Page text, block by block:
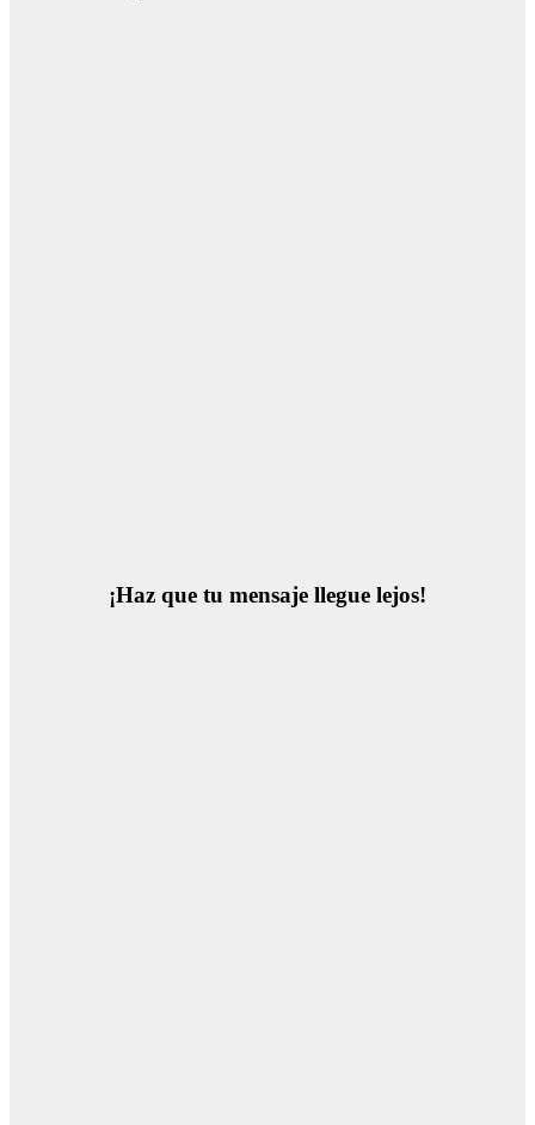
¡Haz que tu mensaje llegue lejos!